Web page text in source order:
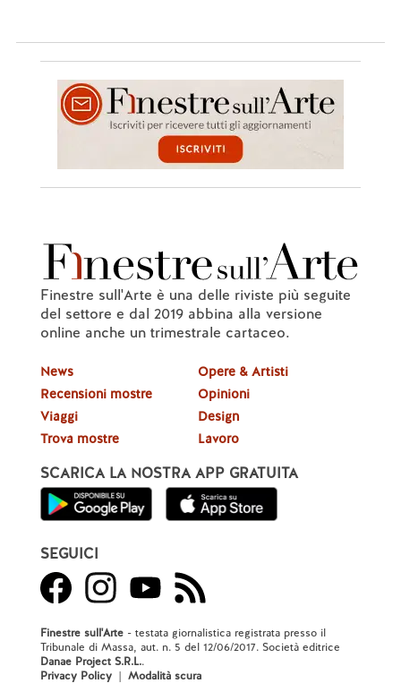
Finestre sull'Arte è una delle riviste più seguite
del settore e dal 2019 abbina alla versione
online anche un trimestrale cartaceo.
News
Recensioni mostre
Viaggi
Trova mostre
Opere & Artisti
Opinioni
Design
Lavoro
SCARICA LA NOSTRA APP GRATUITA
SEGUICI
Finestre sull'Arte- testata giornalistica registrata presso il
Tribunale di Massa, aut. n. 5 del 12/06/2017. Società editrice
Danae Project S.R.L..
Privacy Policy| Modalità scura